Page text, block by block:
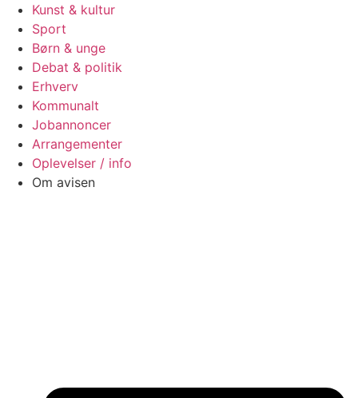
Kunst & kultur
Sport
Børn & unge
Debat & politik
Erhverv
Kommunalt
Jobannoncer
Arrangementer
Oplevelser / info
Om avisen